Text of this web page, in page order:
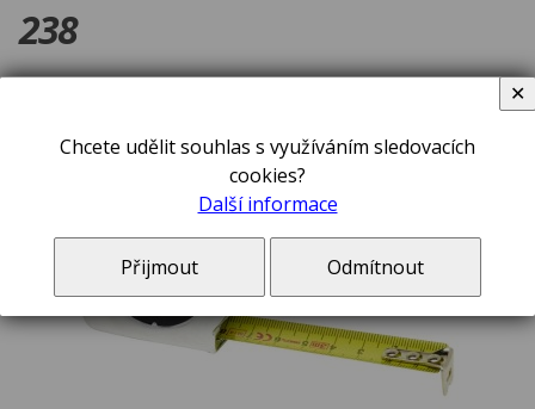
238
Chcete udělit souhlas s využíváním sledovacích
cookies?
Další informace
Přijmout Odmítnout
✕